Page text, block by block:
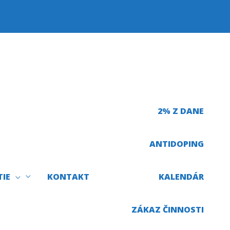
KONTAKT
2% Z DANE
ANTIDOPING
KALENDÁR
ZÁKAZ ČINNOSTI